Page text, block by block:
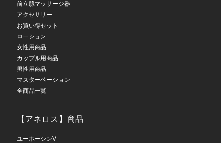
前立腺マッサージ器
アクセサリー
お買い得セット
ローション
女性用商品
カップル用商品
男性用商品
マスターベーション
全商品一覧
【アネロス】商品
ユーホーシンV